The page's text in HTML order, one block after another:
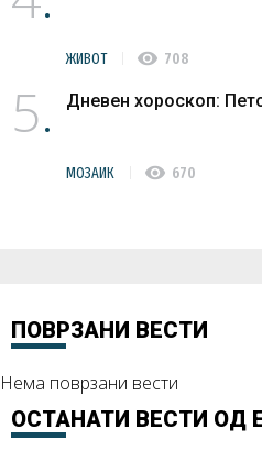
ЖИВОТ visibility 708
5 Дневен хороскоп:
МОЗАИК visibility 670
ПОВРЗАНИ ВЕСТИ
Нема поврзани вести
ОСТАНАТИ ВЕСТИ ОД